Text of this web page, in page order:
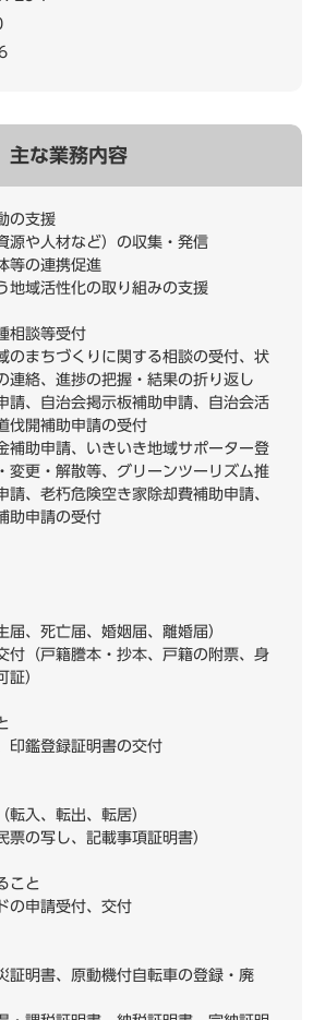
主な業務内容
の支援
源や人材など）の収集・発信
等の連携促進
地域活性化の取り組みの支援
相談等受付
のまちづくりに関する相談の受付、状
連絡、進捗の把握・結果の折り返し
請、自治会掲示板補助申請、自治会活
伐開補助申請の受付
補助申請、いきいき地域サポーター登
変更・解散等、グリーンツーリズム推
請、老朽危険空き家除却費補助申請、
助申請の受付
届、死亡届、婚姻届、離婚届）
付（戸籍謄本・抄本、戸籍の附票、身
証）
印鑑登録証明書の交付
転入、転出、転居）
票の写し、記載事項証明書）
こと
の申請受付、交付
証明書、原動機付自転車の登録・廃